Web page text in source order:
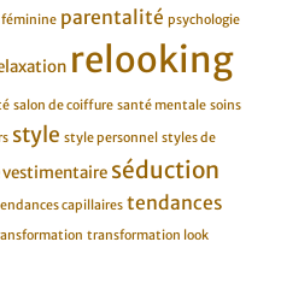
féminine parentalité psychologie
relooking
salon de coiffure santé mentale soins
style style personnel styles de
vestimentaire séduction
capillaires tendances
transformation look